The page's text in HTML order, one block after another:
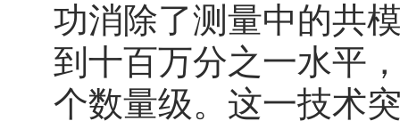
功消除了测量中的共
到十百万分之一水平
个数量级。这一技术